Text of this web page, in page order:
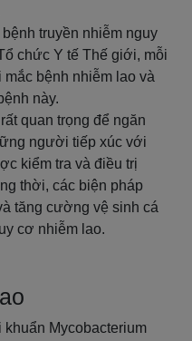
truyền nhiễm nguy
chức Y tế Thế giới, mỗi
bệnh nhiễm lao và
này.
quan trọng để ngăn
người tiếp xúc với
kiểm tra và điều trị
thời, các biện pháp
tăng cường vệ sinh cá
cơ nhiễm lao.
khuẩn Mycobacterium